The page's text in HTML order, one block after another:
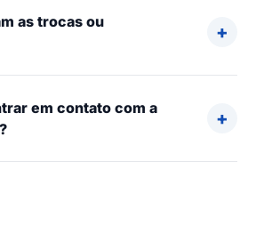
as trocas ou
em contato com a